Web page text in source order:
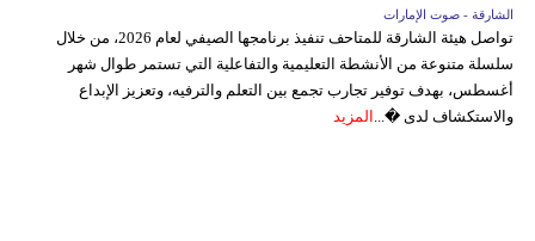
الشارقة - صوت الإمارات
تواصل هيئة الشارقة للمتاحف تنفيذ برنامجها الصيفي لعام 2026، من خلال
سلسلة متنوعة من الأنشطة التعليمية والتفاعلية التي تستمر طوال شهر
أغسطس، بهدف توفير تجارب تجمع بين التعلم والترفيه، وتعزيز الإبداع
والاستكشاف لدى �... المزيد